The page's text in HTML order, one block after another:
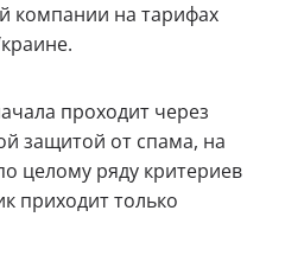
компании на тарифах
проходит через
защитой от спама, на
целому ряду критериев
приходит только